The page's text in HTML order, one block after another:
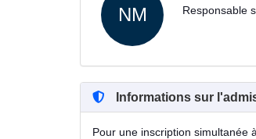
NM Responsable
Informations sur
Pour une inscription simultanée